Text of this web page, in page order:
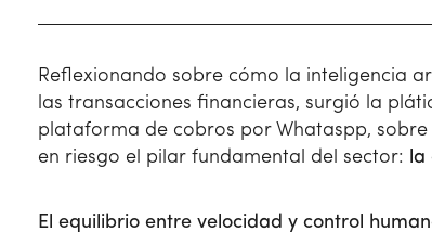
Reflexionando sobre cómo la inteligencia
las transacciones financieras, surgió la
plataforma de cobros por Whataspp,
en riesgo el pilar fundamental del sector:
El equilibrio entre velocidad y control